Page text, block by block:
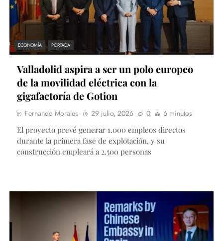
ECONOMÍA PORTADA
Valladolid aspira a ser un polo europeo
de la movilidad eléctrica con la
gigafactoría de Gotion
Fernando Morales 29 julio, 2026 0
6 minutos
El proyecto prevé generar 1.000 empleos directos
durante la primera fase de explotación, y su
construcción empleará a 2.500 personas